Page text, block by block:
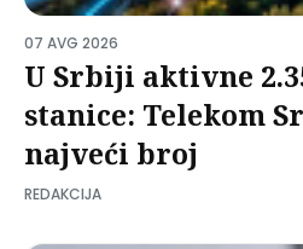
07 AVG 2026
U Srbiji aktivne
stanice: Telekom
najveći broj
REDAKCIJA